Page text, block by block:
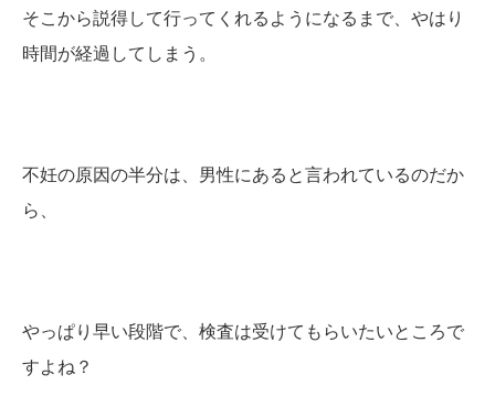
そこから説得して行ってくれるようになるまで、やはり
時間が経過してしまう。
不妊の原因の半分は、男性にあると言われているのだか
ら、
やっぱり早い段階で、検査は受けてもらいたいところで
すよね？